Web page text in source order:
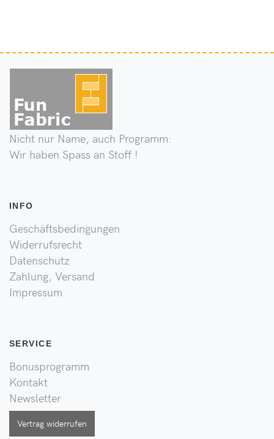
Nicht nur Name, auch Programm:
Wir haben Spass an Stoff !
INFO
Geschäftsbedingungen
Widerrufsrecht
Datenschutz
Zahlung, Versand
Impressum
SERVICE
Bonusprogramm
Kontakt
Newsletter
Vertrag widerrufen